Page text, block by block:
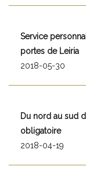
Service
portes de Leiria
2018-05-30
Du nord au sud
obligatoire
2018-04-19